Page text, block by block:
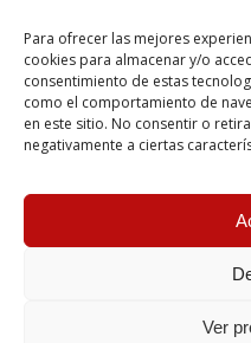
Para ofrecer las mejores
cookies para almacenar y/o
consentimiento de estas
como el comportamiento de
en este sitio. No consentir o
negativamente a ciertas
Ver
Política
Esta empresa ha sido
internet, financiado por la
© 2026 Guillermo Martínez